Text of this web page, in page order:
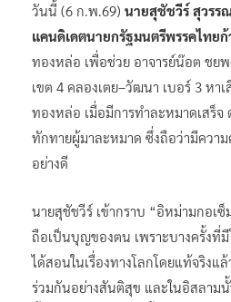
วันนี้ (6 ก.พ.69) นายสุชัชวีร์ สุวรร
แคนดิเดตนายกรัฐมนตรีพรรคไทยก้
ทองหล่อ เพื่อช่วย อาจารย์น๊อต ชย
เขต 4 คลองเตย–วัฒนา เบอร์ 3 หา
ทองหล่อ เมื่อมีการทำละหมาดเสร็จ
ทักทายผู้มาละหมาด ซึ่งถือว่ามีควา
อย่างดี
นายสุชัชวีร์ เข้ากราบ “อิหม่ามกอเ
ถือเป็นบุญของตน เพราะบางครั้งที่
ได้สอนในเรื่องทางโลกโดยแท้จริง
ร่วมกันอย่างสันติสุข และในอิสลา